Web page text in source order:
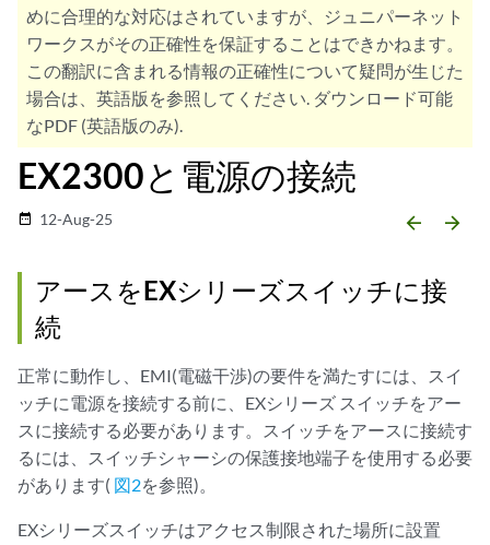
めに合理的な対応はされていますが、ジュニパーネット
ワークスがその正確性を保証することはできかねます。
この翻訳に含まれる情報の正確性について疑問が生じた
場合は、英語版を参照してください. ダウンロード可能
なPDF (英語版のみ).
EX2300と電源の接続
date_range 12-Aug-25 arrow_backward arrow_forward
アースをEXシリーズスイッチに接
続
正常に動作し、EMI(電磁干渉)の要件を満たすには、スイ
ッチに電源を接続する前に、EXシリーズ スイッチをアー
スに接続する必要があります。スイッチをアースに接続す
るには、スイッチシャーシの保護接地端子を使用する必要
があります( 図2を参照)。
EXシリーズスイッチはアクセス制限された場所に設置